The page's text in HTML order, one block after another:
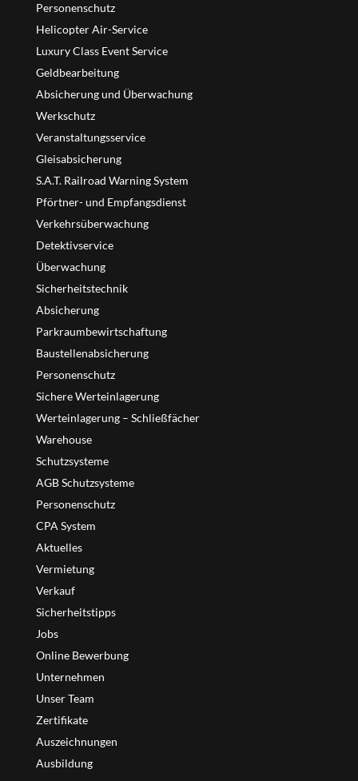
Personenschutz
Helicopter Air-Service
Luxury Class Event Service
Geldbearbeitung
Absicherung und Überwachung
Werkschutz
Veranstaltungsservice
Gleisabsicherung
S.A.T. Railroad Warning System
Pförtner- und Empfangsdienst
Verkehrsüberwachung
Detektivservice
Überwachung
Sicherheitstechnik
Absicherung
Parkraumbewirtschaftung
Baustellenabsicherung
Personenschutz
Sichere Werteinlagerung
Werteinlagerung – Schließfächer
Warehouse
Schutzsysteme
AGB Schutzsysteme
Personenschutz
CPA System
Aktuelles
Vermietung
Verkauf
Sicherheitstipps
Jobs
Online Bewerbung
Unternehmen
Unser Team
Zertifikate
Auszeichnungen
Ausbildung